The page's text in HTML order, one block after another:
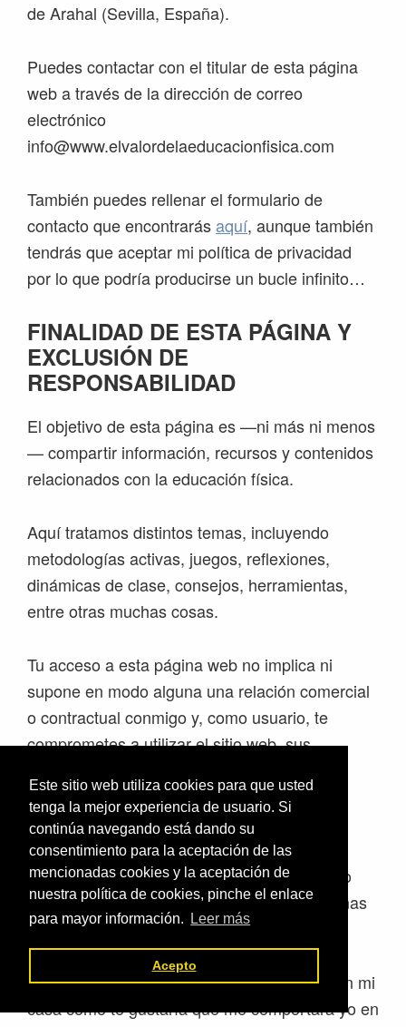
Este sitio web utiliza cookies para que usted
tenga la mejor experiencia de usuario. Si
continúa navegando está dando su
consentimiento para la aceptación de las
mencionadas cookies y la aceptación de
nuestra política de cookies, pinche el enlace
para mayor información.
Leer más
Acepto
de Arahal (Sevilla, España).
Puedes contactar con el titular de esta página
web a través de la dirección de correo
electrónico
info@www.elvalordelaeducacionfisica.com
También puedes rellenar el formulario de
contacto que encontrarásaquí, aunque también
tendrás que aceptar mi política de privacidad
por lo que podría producirse un bucle infinito…
FINALIDAD DE ESTA PÁGINA Y
EXCLUSIÓN DE
RESPONSABILIDAD
El objetivo de esta página es —ni más ni menos
— compartir información, recursos y contenidos
relacionados con la educación física.
Aquí tratamos distintos temas, incluyendo
metodologías activas, juegos, reflexiones,
dinámicas de clase, consejos, herramientas,
entre otras muchas cosas.
Tu acceso a esta página web no implica ni
supone en modo alguna una relación comercial
o contractual conmigo y, como usuario, te
comprometes a utilizar el sitio web, sus
contravenir la legislación vigente.
Queda terminantemente prohibido el uso de
esta página web con fines ilícitos o lesivos, o
que pudieran causar perjuicio a otras personas
o impedir su normal funcionamiento.
Dicho de otra forma: por favor compórtate en mi
casa como te gustaría que me comportara yo en